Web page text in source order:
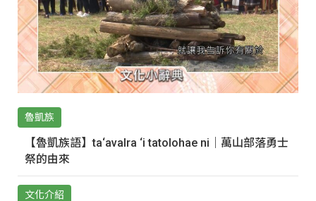
魯凱族
【魯凱族語】ta‘avalra ‘i tatolohae ni｜萬山部落勇士
祭的由來
文化介紹